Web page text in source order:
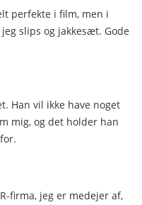
perfekte i film, men i
slips og jakkesæt. Gode
Han vil ikke have noget
mig, og det holder han
firma, jeg er medejer af,